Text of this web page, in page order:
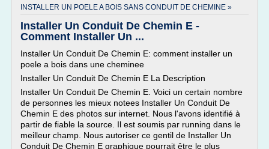
INSTALLER UN POELE A BOIS SANS CONDUIT DE CHEMINE »
Installer Un Conduit De Chemin E -
Comment Installer Un ...
Installer Un Conduit De Chemin E: comment installer un
poele a bois dans une cheminee
Installer Un Conduit De Chemin E La Description
Installer Un Conduit De Chemin E. Voici un certain nombre
de personnes les mieux notees Installer Un Conduit De
Chemin E des photos sur internet. Nous l'avons identifié à
partir de fiable la source. Il est soumis par running dans le
meilleur champ. Nous autoriser ce gentil de Installer Un
Conduit De Chemin E graphique pourrait être le plus